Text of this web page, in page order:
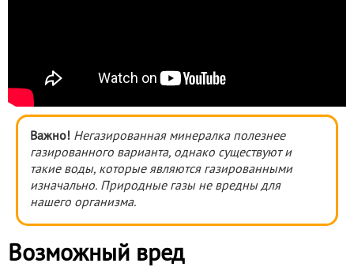
Важно! Негазированная минералка полезнее
газированного варианта, однако существуют и
такие воды, которые являются газированными
изначально. Природные газы не вредны для
нашего организма.
Возможный вред